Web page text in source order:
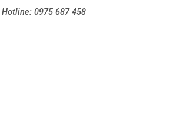
Hotline: 0975 687 458